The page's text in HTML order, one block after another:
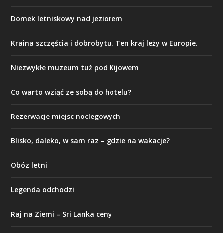
Domek letniskowy nad jeziorem
Kraina szczęścia i dobrobytu. Ten kraj leży w Europie.
Niezwykłe muzeum tuż pod Kijowem
Co warto wziąć ze sobą do hotelu?
Rezerwacje miejsc noclegowych
Blisko, daleko, w sam raz – gdzie na wakacje?
Obóz letni
Legenda odchodzi
Raj na Ziemi – Sri Lanka ceny